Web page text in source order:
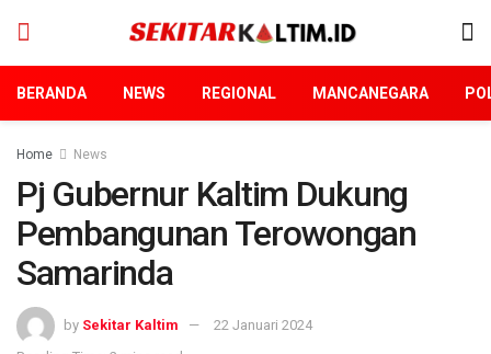
BERANDA NEWS REGIONAL MANCANEGARA
Home News
Pj Gubernur Kaltim Dukung
Pembangunan Terowongan
Samarinda
by Sekitar Kaltim
22 Januari 2024